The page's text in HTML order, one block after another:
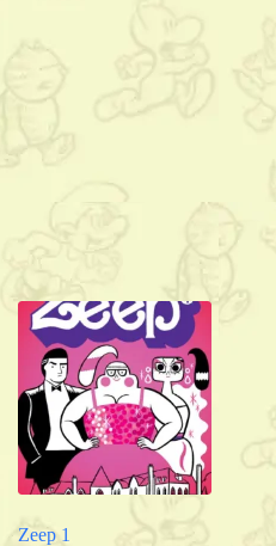
Zeep 1